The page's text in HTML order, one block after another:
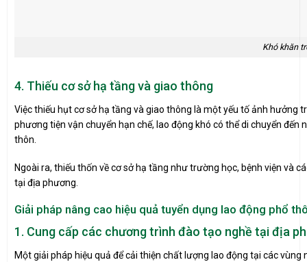
Khó khăn
4. Thiếu cơ sở hạ tầng và giao thông
Việc thiếu hụt cơ sở hạ tầng và giao thông là một yếu tố ảnh hưởng
phương tiện vận chuyển hạn chế, lao động khó có thể di chuyển
thôn.
Ngoài ra, thiếu thốn về cơ sở hạ tầng như trường học, bệnh viện và
tại địa phương.
Giải pháp nâng cao hiệu quả tuyển dụng lao động phổ
1. Cung cấp các chương trình đào tạo nghề tại địa
Một giải pháp hiệu quả để cải thiện chất lượng lao động tại các